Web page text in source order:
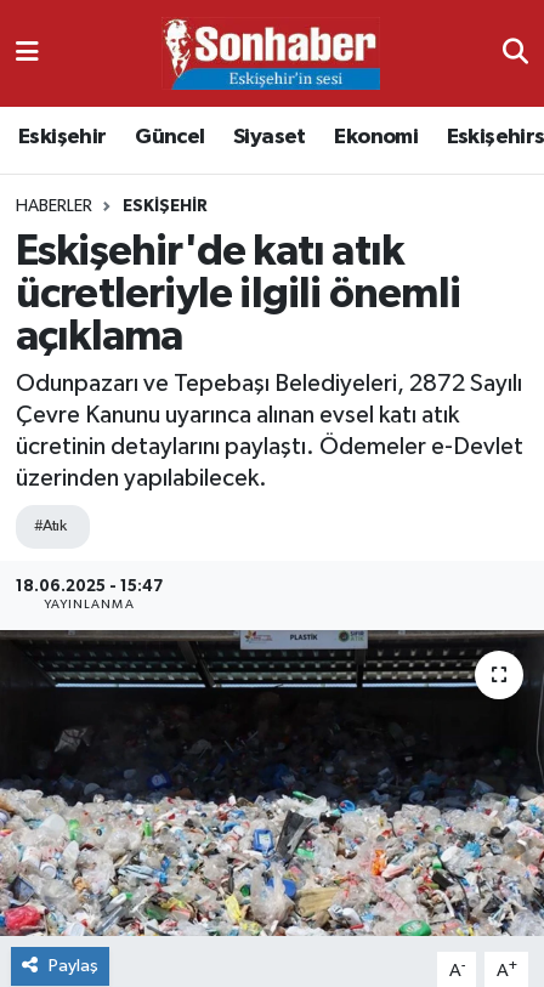
Eskişehir Güncel Siyaset Ekonomi
HABERLER ESKIŞEHIR
Eskişehir'de katı atık
ücretleriyle ilgili önemli
açıklama
Odunpazarı ve Tepebaşı Belediyeleri, 2872 Sayılı
Çevre Kanunu uyarınca alınan evsel katı atık
ücretinin detaylarını paylaştı. Ödemeler e-Devlet
üzerinden yapılabilecek.
#Atık
18.06.2025 - 15:47
YAYINLANMA
Paylaş A- A+
Ekonomi
Güncel
Kültür & Sanat
Magazin
Resmi İlanlar
Sağlık
Siyaset
Spor
Nöbetçi Eczaneler
Namaz Vakitleri
Trafik Durumu
Süper Lig Puan Durumu ve Fikstür
Tüm Manşetler
Son Dakika Haberleri
Haber Arşivi